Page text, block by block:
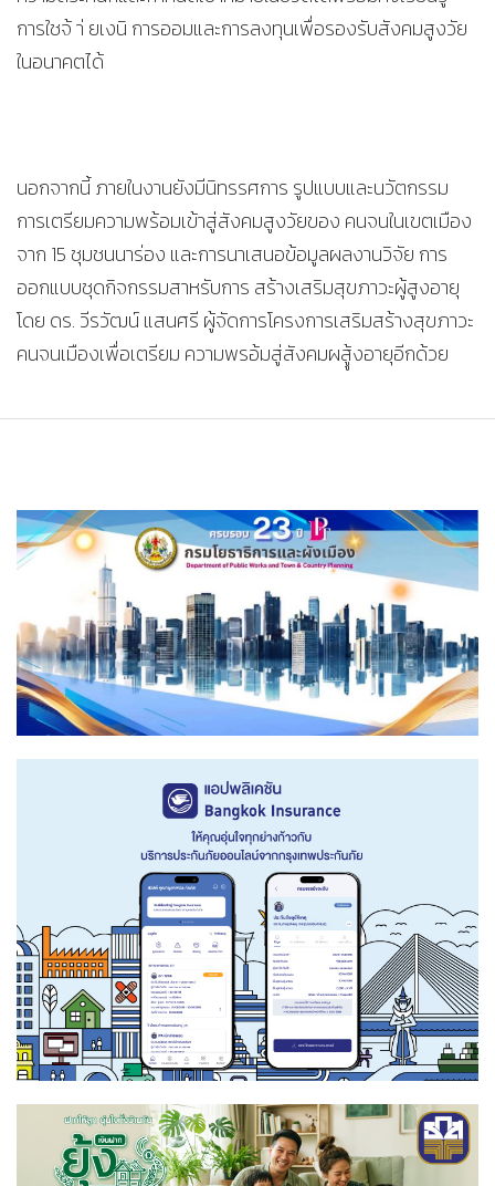
การใชจ้ า่ ยเงนิ การออมและการลงทุนเพื่อรองรับสังคมสูงวัย
ในอนาคตได้
นอกจากนี้ ภายในงานยังมีนิทรรศการ รูปแบบและนวัตกรรม
การเตรียมความพร้อมเข้าสู่สังคมสูงวัยของ คนจนในเขตเมือง
จาก 15 ชุมชนนาร่อง และการนาเสนอข้อมูลผลงานวิจัย การ
ออกแบบชุดกิจกรรมสาหรับการ สร้างเสริมสุขภาวะผู้สูงอายุ
โดย ดร. วีรวัฒน์ แสนศรี ผู้จัดการโครงการเสริมสร้างสุขภาวะ
คนจนเมืองเพื่อเตรียม ความพรอ้มสู่สังคมผสูู้งอายุอีกด้วย